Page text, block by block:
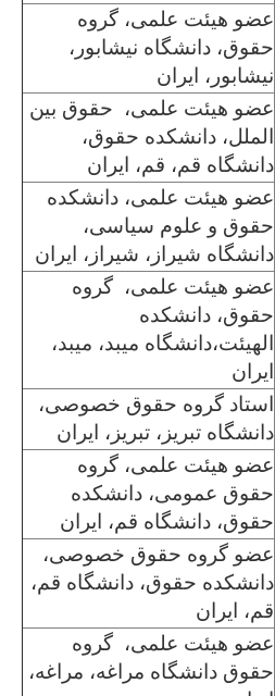
عضو هیئت علمی، گروه
حقوق، دانشگاه نیشابور،
نیشابور، ایران
عضو هیئت علمی، حقوق بین
الملل، دانشکده حقوق،
دانشگاه قم، قم، ایران
عضو هیئت علمی، دانشکده
حقوق و علوم سیاسی،
دانشگاه شیراز، شیراز، ایران
عضو هیئت علمی، گروه
حقوق، دانشکده
الهیئت،دانشگاه میبد، میبد،
ایران
استاد گروه حقوق خصوصی،
دانشگاه تبریز، تبریز، ایران
عضو هیئت علمی، گروه
حقوق عمومی، دانشکده
حقوق، دانشگاه قم، ایران
عضو گروه حقوق خصوصی،
دانشکده حقوق، دانشگاه قم،
قم، ایران
عضو هیئت علمی، گروه
حقوق دانشگاه مراغه، مراغه،